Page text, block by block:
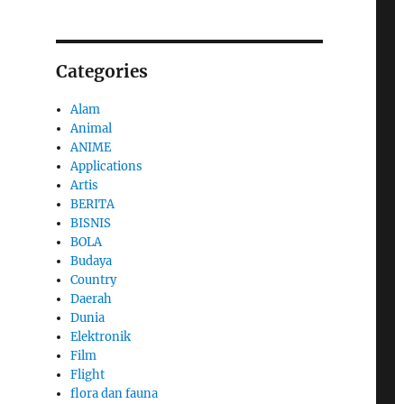
Categories
Alam
Animal
ANIME
Applications
Artis
BERITA
BISNIS
BOLA
Budaya
Country
Daerah
Dunia
Elektronik
Film
Flight
flora dan fauna